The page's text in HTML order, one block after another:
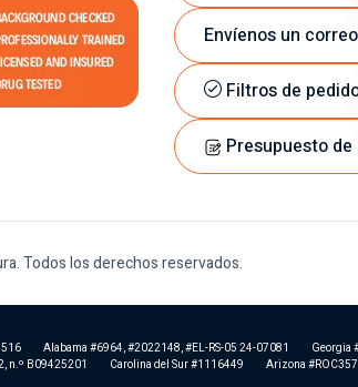
Envíenos un
Filtros de
Presupuesto
Todos los derechos reservados.
Alabama #6964, #2022148, #EL-RS-05 24-07081
Georgia
n.º B09425201 Carolina del Sur #1116449
Arizona